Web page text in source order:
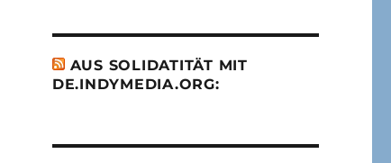
AUS SOLIDATITÄT MIT
DE.INDYMEDIA.ORG: